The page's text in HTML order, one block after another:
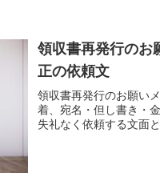
領収書再発行のお
正の依頼文
領収書再発行のお願い
着、宛名・但し書き・
失礼なく依頼する文面